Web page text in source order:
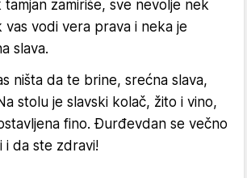
tamjan zamiriše, sve nevolje nek
vas vodi vera prava i neka je
slava.
ništa da te brine, srećna slava,
stolu je slavski kolač, žito i vino,
fino. Đurđevdan se večno
i da ste zdravi!